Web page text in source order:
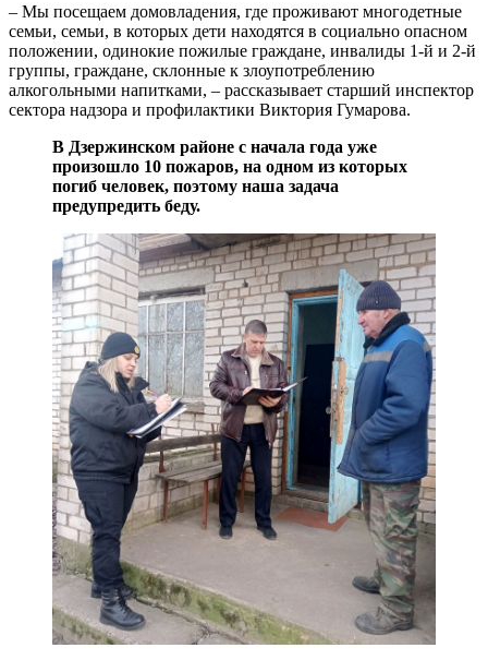
– Мы посещаем домовладения, где проживают многодетные
семьи, семьи, в которых дети находятся в социально опасном
положении, одинокие пожилые граждане, инвалиды 1-й и 2-й
группы, граждане, склонные к злоупотреблению
алкогольными напитками, – рассказывает старший инспектор
сектора надзора и профилактики Виктория Гумарова.
В Дзержинском районе с начала года уже
произошло 10 пожаров, на одном из которых
погиб человек, поэтому наша задача
предупредить беду.